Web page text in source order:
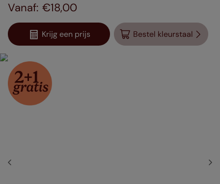
€18,00
Krijg een prijs Bestel kleurstaal